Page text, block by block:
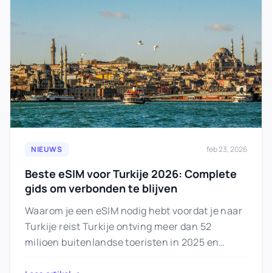
NIEUWS feb 23, 2026
Beste eSIM voor Turkije 2026: Complete
gids om verbonden te blijven
Waarom je een eSIM nodig hebt voordat je naar
Turkije reist Turkije ontving meer dan 52
miljoen buitenlandse toeristen in 2025 en